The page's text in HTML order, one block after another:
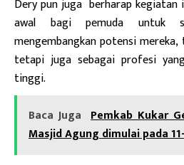
Dery pun juga berharap kegiatan
awal bagi pemuda untuk
mengembangkan potensi
tetapi juga sebagai profesi
tinggi.
Baca Juga Pemkab Kukar
Masjid Agung dimulai pada